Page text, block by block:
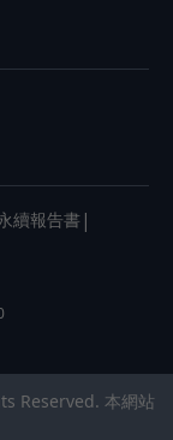
續報告書 |
Reserved. 本網站